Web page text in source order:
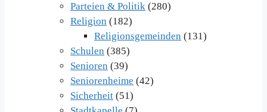
Parteien & Politik (280)
Religion (182)
Religionsgemeinden (131)
Schulen (385)
Senioren (39)
Seniorenheime (42)
Sicherheit (51)